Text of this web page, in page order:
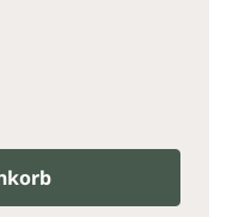
Gib den